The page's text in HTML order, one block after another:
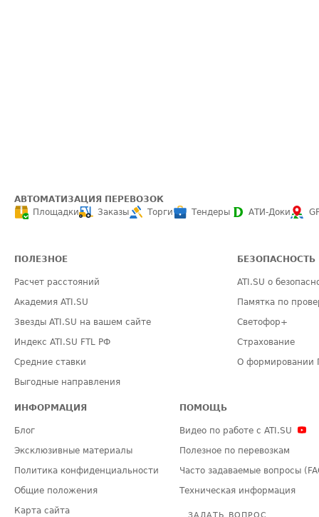
АВТОМАТИЗАЦИЯ ПЕРЕВОЗОК
Площадки
Заказы Торги Тендеры АТИ-Доки
ПОЛЕЗНОЕ
Расчет расстояний
Академия ATI.SU
Звезды ATI.SU на вашем сайте
Индекс ATI.SU FTL РФ
Средние ставки
Выгодные направления
БЕЗОПАСНОСТЬ
ATI.SU о
Памятка по
Светофор+
Страхование
О формировании
ИНФОРМАЦИЯ
Блог
Эксклюзивные материалы
Политика конфиденциальности
Общие положения
Карта сайта
ПОМОЩЬ
Видео по работе с ATI.SU
Полезное по перевозкам
Часто задаваемые вопросы
Техническая информация